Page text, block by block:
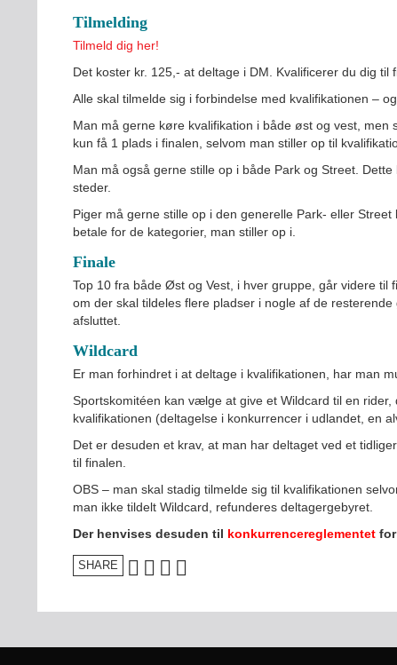
FIND KLUB
SPORTSGRENE
FORBUNDET
VÆRKTØJSKASSEN
KONKURRENCER
Tilmelding
Tilmeld dig her!
Det koster kr. 125,- at deltage i DM. Kvalificerer du dig til
Alle skal tilmelde sig i forbindelse med kvalifikationen –
Man må gerne køre kvalifikation i både øst og vest,
kun få 1 plads i finalen, selvom man stiller op til
Man må også gerne stille op i både Park og Street.
steder.
Piger må gerne stille op i den generelle Park- eller
betale for de kategorier, man stiller op i.
Finale
Top 10 fra både Øst og Vest, i hver gruppe, går videre til
om der skal tildeles flere pladser i nogle af de
afsluttet.
Wildcard
Er man forhindret i at deltage i kvalifikationen, har man
Sportskomitéen kan vælge at give et Wildcard til en
kvalifikationen (deltagelse i konkurrencer i udlandet, en
Det er desuden et krav, at man har deltaget ved et
til finalen.
OBS – man skal stadig tilmelde sig til kvalifikationen
man ikke tildelt Wildcard, refunderes deltagergebyret.
Der henvises desuden til konkurrencereglementet
SHARE